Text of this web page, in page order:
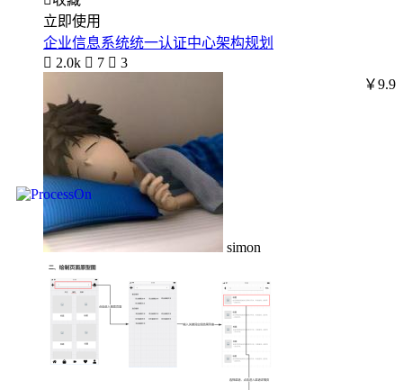
立即使用
企业信息系统统一认证中心架构规划
 2.0k  7  3
simon
￥9.9